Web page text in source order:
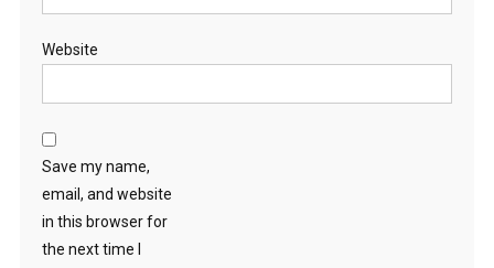
Website
Save my name,
email, and website
in this browser for
the next time I